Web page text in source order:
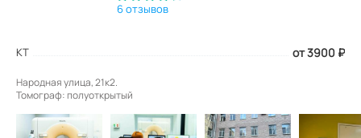
6 отзывов
КТ от 3900 ₽
Народная улица, 21к2.
Томограф: полуоткрытый